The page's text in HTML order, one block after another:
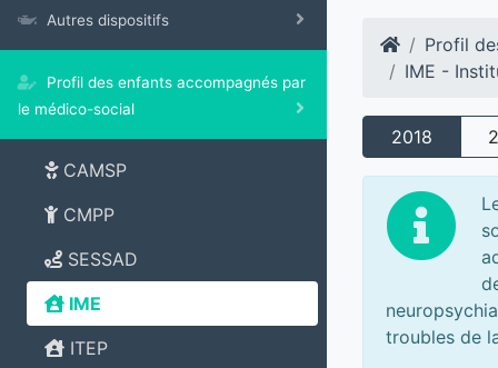
Autres dispositifs
Profil des enfants accompagnés par
le médico-social
CAMSP
CMPP
SESSAD
IME
ITEP
Profil
IME -
2018
troubles de